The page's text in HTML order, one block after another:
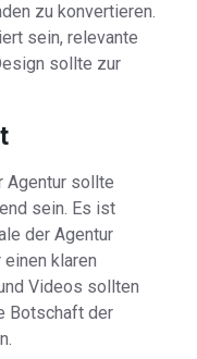
zu konvertieren.
sein, relevante
sollte zur
Agentur sollte
sein. Es ist
der Agentur
klaren
Videos sollten
Botschaft der